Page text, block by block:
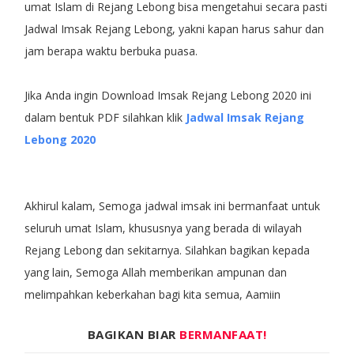
umat Islam di Rejang Lebong bisa mengetahui secara pasti
Jadwal Imsak Rejang Lebong, yakni kapan harus sahur dan
jam berapa waktu berbuka puasa.
Jika Anda ingin Download Imsak Rejang Lebong 2020 ini
dalam bentuk PDF silahkan klik Jadwal Imsak Rejang
Lebong 2020
Akhirul kalam, Semoga jadwal imsak ini bermanfaat untuk
seluruh umat Islam, khususnya yang berada di wilayah
Rejang Lebong dan sekitarnya. Silahkan bagikan kepada
yang lain, Semoga Allah memberikan ampunan dan
melimpahkan keberkahan bagi kita semua, Aamiin
BAGIKAN BIAR BERMANFAAT!